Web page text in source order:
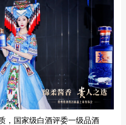
国家级白酒评委一级品酒